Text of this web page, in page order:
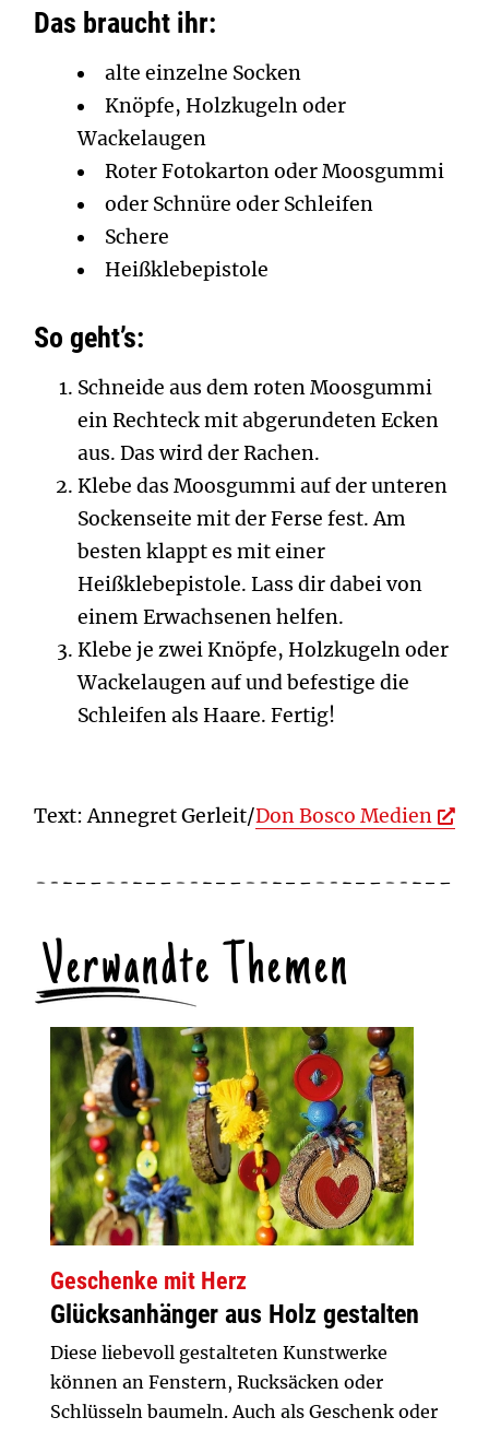
Das braucht ihr:
alte einzelne Socken
Knöpfe, Holzkugeln oder
Wackelaugen
Roter Fotokarton oder Moosgummi
oder Schnüre oder Schleifen
Schere
Heißklebepistole
So geht’s:
Schneide aus dem roten Moosgummi
ein Rechteck mit abgerundeten Ecken
aus. Das wird der Rachen.
Klebe das Moosgummi auf der unteren
Sockenseite mit der Ferse fest. Am
besten klappt es mit einer
Heißklebepistole. Lass dir dabei von
einem Erwachsenen helfen.
Klebe je zwei Knöpfe, Holzkugeln oder
Wackelaugen auf und befestige die
Schleifen als Haare. Fertig!
Text: Annegret Gerleit/Don Bosco Medien
Verwandte Themen
Geschenke mit Herz
Glücksanhänger aus Holz gestalten
Diese liebevoll gestalteten Kunstwerke
können an Fenstern, Rucksäcken oder
Schlüsseln baumeln. Auch als Geschenk oder